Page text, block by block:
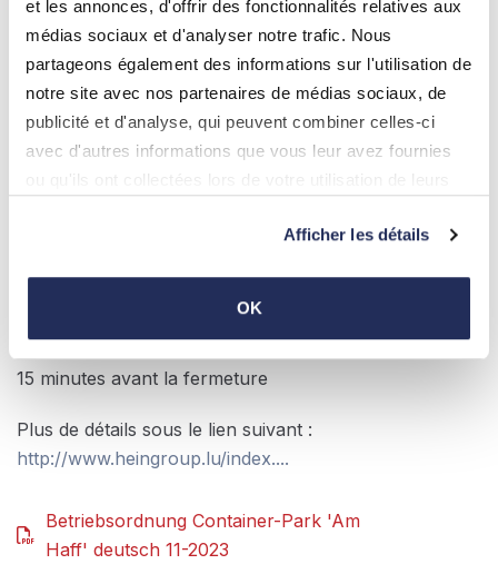
et les annonces, d'offrir des fonctionnalités relatives aux
médias sociaux et d'analyser notre trafic. Nous
partageons également des informations sur l'utilisation de
notre site avec nos partenaires de médias sociaux, de
publicité et d'analyse, qui peuvent combiner celles-ci
avec d'autres informations que vous leur avez fournies
ou qu'ils ont collectées lors de votre utilisation de leurs
Afficher les détails
OK
L'accès au centre se fait pas le bias d'une "carte
electronique", une carte par ménage peut être delivrée
par l'administration communale à Stadtbredimus.
Heures d'ouverture :
Mardi - Vendredi 11h00 - 18h00, Samedi 09h00 -
reste ouvert jusqu'à 19h00les jeudis
15 minutes avant la fermeture
Plus de détails sous le lien suivant :
http://www.heingroup.lu/index....
Betriebsordnung Container-Park 'Am
Haff' deutsch 11-2023